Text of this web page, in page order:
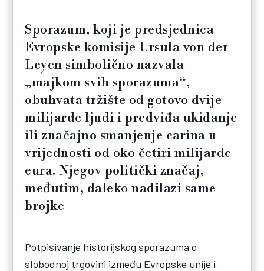
Sporazum, koji je predsjednica
Evropske komisije Ursula von der
Leyen simbolično nazvala
„majkom svih sporazuma“,
obuhvata tržište od gotovo dvije
milijarde ljudi i predviđa ukidanje
ili značajno smanjenje carina u
vrijednosti od oko četiri milijarde
eura. Njegov politički značaj,
međutim, daleko nadilazi same
brojke
Potpisivanje historijskog sporazuma o
slobodnoj trgovini između Evropske unije i